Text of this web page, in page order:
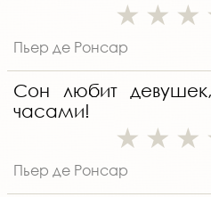
Пьер де Ронсар
Сон любит
часами!
Пьер де Ронсар